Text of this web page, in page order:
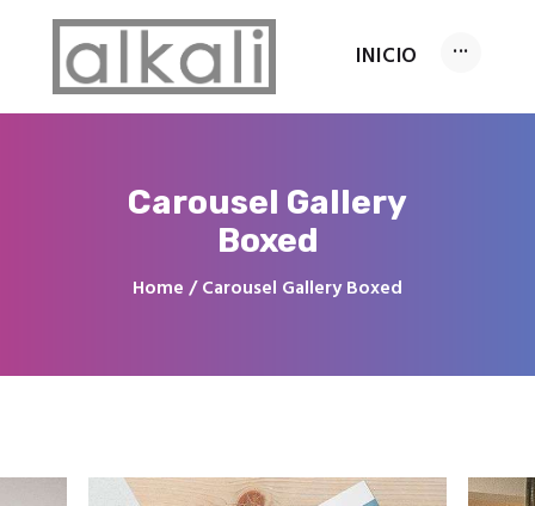
INICIO
Carousel Gallery
Boxed
Home Carousel Gallery Boxed
INICIO
Conócenos
FAQ’s